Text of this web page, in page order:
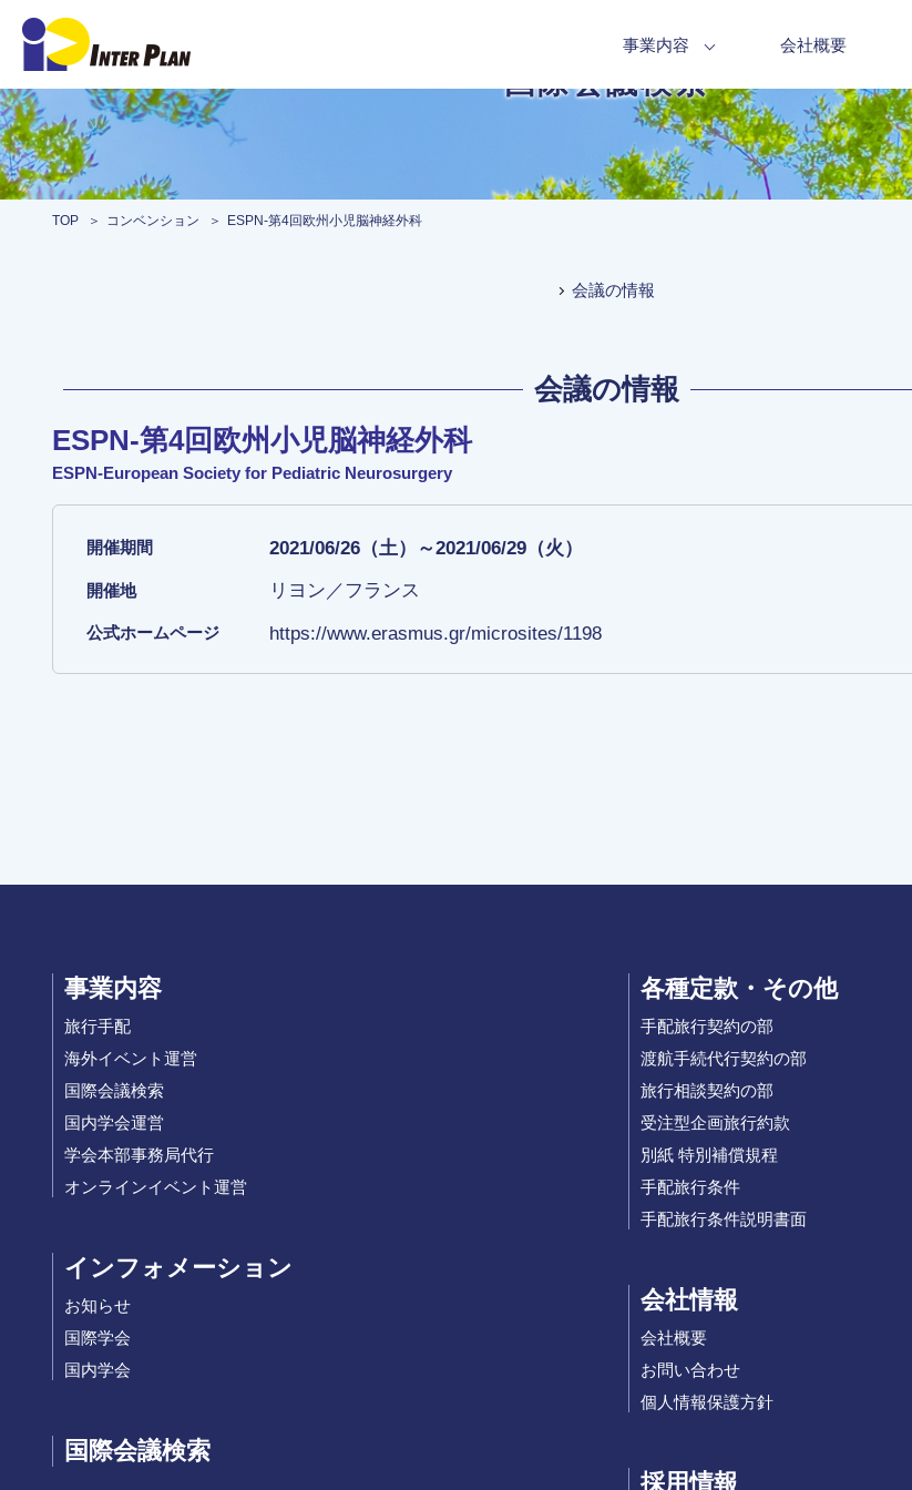
事業内容 会社概要
国際会議検索
TOP コンベンション ESPN-第4回欧州小児脳神経外科
会議の情報
会議の情報
ESPN-第4回欧州小児脳神経外科
ESPN-European Society for Pediatric Neurosurgery
開催期間 2021/06/26（土）～2021/06/29（火）
開催地 リヨン／フランス
公式ホームページ https://www.erasmus.gr/microsites/1198
事業内容
旅行手配
海外イベント運営
国際会議検索
国内学会運営
学会本部事務局代行
オンラインイベント運営
インフォメーション
お知らせ
国際学会
国内学会
国際会議検索
各種定款・その他
手配旅行契約の部
渡航手続代行契約の部
旅行相談契約の部
受注型企画旅行約款
別紙 特別補償規程
手配旅行条件
手配旅行条件説明書面
会社情報
会社概要
お問い合わせ
個人情報保護方針
採用情報